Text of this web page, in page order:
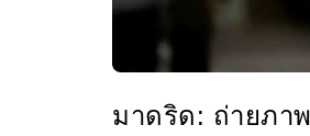
มาดริด: ถ่ายภา